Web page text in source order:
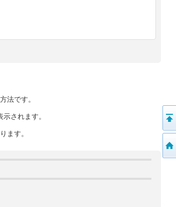
法です。
されます。
ます。